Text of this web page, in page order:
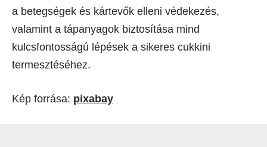
a betegségek és kártevők elleni védekezés,
valamint a tápanyagok biztosítása mind
kulcsfontosságú lépések a sikeres cukkini
termesztéséhez.
Kép forrása: pixabay